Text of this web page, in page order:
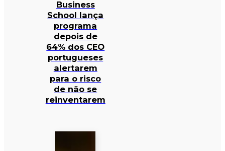
Business
School lança
programa
depois de
64% dos CEO
portugueses
alertarem
para o risco
de não se
reinventarem